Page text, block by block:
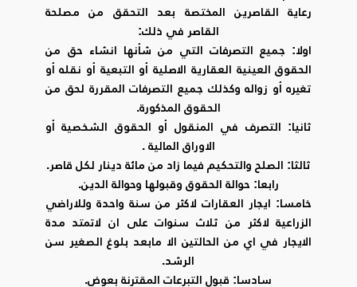
رعاية القاصرين المختصة بعد التحقق من مصلحة
القاصر في ذلك:
اولا: جميع التصرفات التي من شأنها انشاء حق من
الحقوق العينية العقارية الاصلية أو التبعية أو نقله أو
تغيره أو زواله وكذلك جميع التصرفات المقررة لحق من
الحقوق المذكورة.
ثانيا: التصرف في المنقول أو الحقوق الشخصية أو
الاوراق المالية .
ثالثا: الصلح والتحكيم فيما زاد من مائة دينار لكل قاصر.
رابعا: حوالة الحقوق وقبولها وحوالة الدين.
خامسا: ايجار العقارات لاكثر من سنة واحدة وللاراضي
الزراعية لاكثر من ثلاث سنوات على ان لاتمتد مدة
الايجار في اي من الحالتين الا مابعد بلوغ الصغير سن
الرشد.
سادسا: قبول التبرعات المقترنة بعوض.